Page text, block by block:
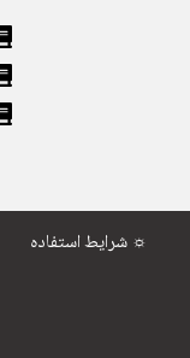
شرایط استفاده ☼